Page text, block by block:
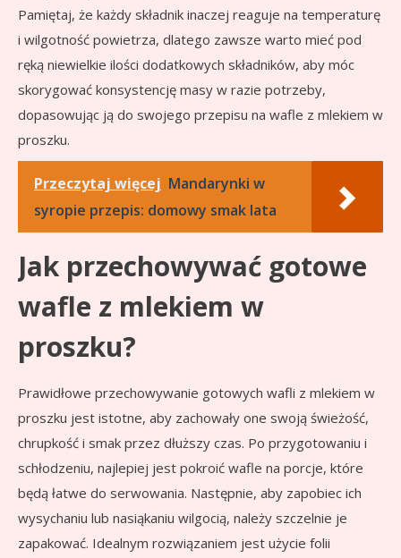
Pamiętaj, że każdy składnik inaczej reaguje na temperaturę
i wilgotność powietrza, dlatego zawsze warto mieć pod
ręką niewielkie ilości dodatkowych składników, aby móc
skorygować konsystencję masy w razie potrzeby,
dopasowując ją do swojego przepisu na wafle z mlekiem w
proszku.
Przeczytaj więcej Mandarynki w
syropie przepis: domowy smak lata
Jak przechowywać gotowe
wafle z mlekiem w
proszku?
Prawidłowe przechowywanie gotowych wafli z mlekiem w
proszku jest istotne, aby zachowały one swoją świeżość,
chrupkość i smak przez dłuższy czas. Po przygotowaniu i
schłodzeniu, najlepiej jest pokroić wafle na porcje, które
będą łatwe do serwowania. Następnie, aby zapobiec ich
wysychaniu lub nasiąkaniu wilgocią, należy szczelnie je
zapakować. Idealnym rozwiązaniem jest użycie folii